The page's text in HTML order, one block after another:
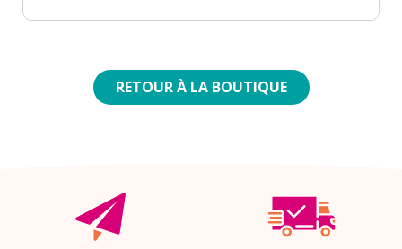
RETOUR À LA BOUTIQUE